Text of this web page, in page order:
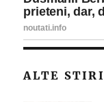
ALTE STIRI